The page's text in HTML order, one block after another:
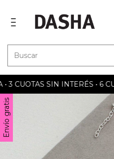
CUOTAS SIN INTERÉS • 6
Envío gratis